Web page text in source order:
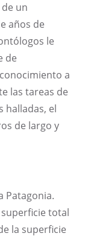
un
años de
le
de
a
las tareas de
halladas, el
de largo y
Patagonia.
superficie total
la superficie